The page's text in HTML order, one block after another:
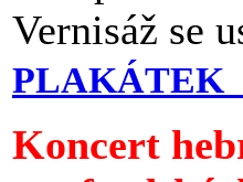
Vernisáž se
PLAKÁTEK
Koncert